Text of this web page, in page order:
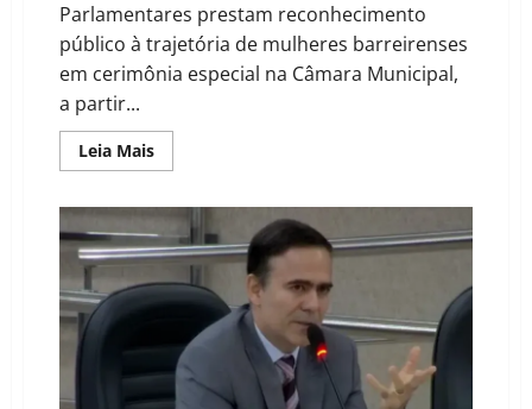
Parlamentares prestam reconhecimento
público à trajetória de mulheres barreirenses
em cerimônia especial na Câmara Municipal,
a partir...
Leia MaisRead
more
de
Barreiras
realiza
sessão
solene
em
homenagem
Dia
das
Mães
nesta